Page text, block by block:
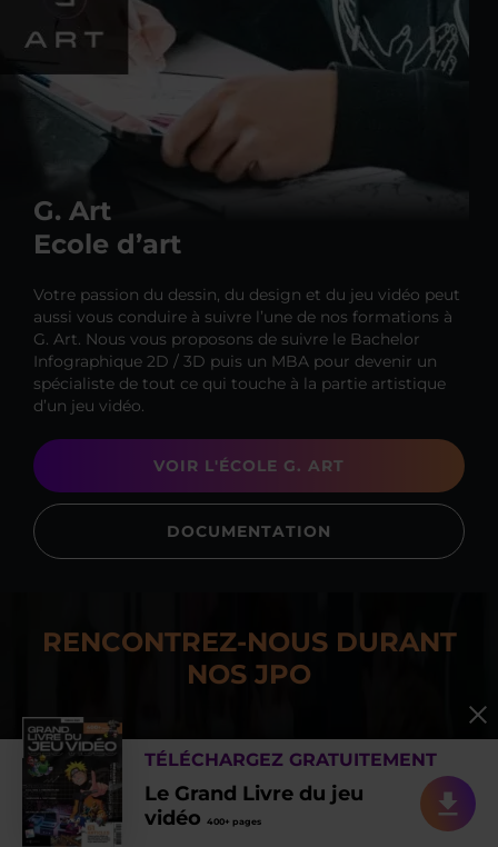
G. Art
Ecole d’art
Votre passion du dessin, du design et du jeu vidéo peut
aussi vous conduire à suivre l’une de nos formations à
G. Art. Nous vous proposons de suivre le Bachelor
Infographique 2D / 3D puis un MBA pour devenir un
spécialiste de tout ce qui touche à la partie artistique
d’un jeu vidéo.
VOIR L'ÉCOLE G. ART
DOCUMENTATION
RENCONTREZ-NOUS DURANT
NOS JPO
Avant de vous lancer, sachez que les écoles Gaming
Campus organisent régulièrement des portes ouvertes
(en ligne ou physique si la situation sanitaire nous le
permet) et des réunions d’information.
TÉLÉCHARGEZ GRATUITEMENT
Le Grand Livre du jeu
vidéo 400+ pages